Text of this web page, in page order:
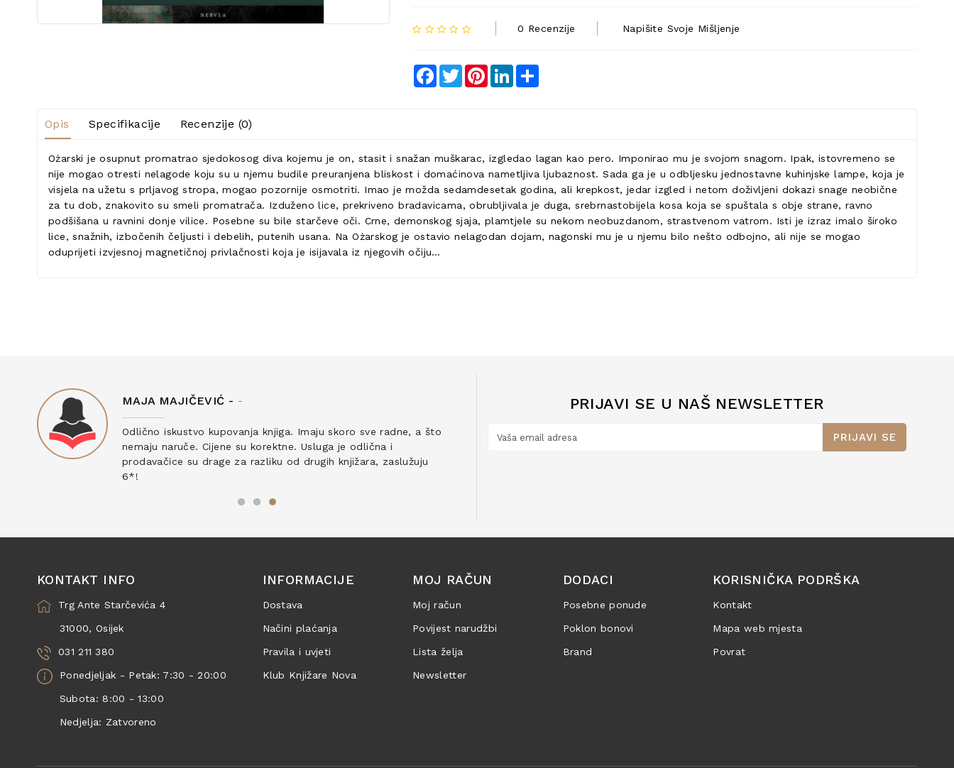
0 Recenzije Napišite Svoje Mišljenje
Facebook
TwitterPinterestLinkedIn
Opis Specifikacije Recenzije (0)
Ożarski je osupnut promatrao sjedokosog diva kojemu je on, stasit i snažan muškarac, izgledao lagan kao pero. Imponirao mu je svojom snagom. Ipak, istovremeno se
nije mogao otresti nelagode koju su u njemu budile preuranjena bliskost i domaćinova nametljiva ljubaznost. Sada ga je u odbljesku jednostavne kuhinjske lampe, koja je
visjela na užetu s prljavog stropa, mogao pozornije osmotriti. Imao je možda sedamdesetak godina, ali krepkost, jedar izgled i netom doživljeni dokazi snage neobične
za tu dob, znakovito su smeli promatrača. Izduženo lice, prekriveno bradavicama, obrubljivala je duga, srebrnastobijela kosa koja se spuštala s obje strane, ravno
podšišana u ravnini donje vilice. Posebne su bile starčeve oči. Crne, demonskog sjaja, plamtjele su nekom neobuzdanom, strastvenom vatrom. Isti je izraz imalo široko
lice, snažnih, izbočenih čeljusti i debelih, putenih usana. Na Ożarskog je ostavio nelagodan dojam, nagonski mu je u njemu bilo nešto odbojno, ali nije se mogao
oduprijeti izvjesnoj magnetičnoj privlačnosti koja je isijavala iz njegovih očiju…
MAJA MAJIČEVIĆ - -
Odlično iskustvo kupovanja knjiga. Imaju skoro sve radne, a što
nemaju naruče. Cijene su korektne. Usluga je odlična i
prodavačice su drage za razliku od drugih knjižara, zaslužuju
6*!
PRIJAVI SE U NAŠ NEWSLETTER
PRIJAVI SE
KONTAKT INFO
Trg Ante Starčevića 4
31000, Osijek
031 211 380
Ponedjeljak - Petak: 7:30 - 20:00
Subota: 8:00 - 13:00
Nedjelja: Zatvoreno
INFORMACIJE
Dostava
Načini plaćanja
Pravila i uvjeti
Klub Knjižare Nova
MOJ RAČUN
Moj račun
Povijest narudžbi
Lista želja
Newsletter
DODACI
Posebne ponude
Poklon bonovi
Brand
KORISNIČKA PODRŠKA
Kontakt
Mapa web mjesta
Povrat